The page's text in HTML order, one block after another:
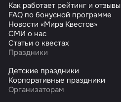
Как работает рейтинг и отзывы
FAQ по бонусной программе
Новости «Мира Квестов»
СМИ о нас
Статьи о квестах
Праздники
Детские праздники
Корпоративные праздники
Организаторам